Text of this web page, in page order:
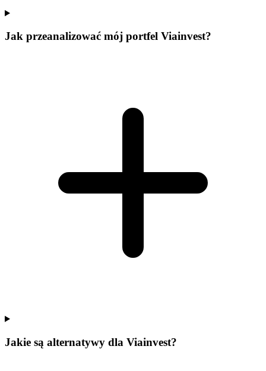
Jak przeanalizować mój portfel Viainvest?
Jakie są alternatywy dla Viainvest?